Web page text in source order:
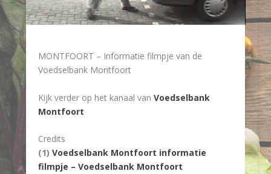
MONTFOORT – Informatie filmpje van de
Voedselbank Montfoort
Kijk verder op het kanaal van Voedselbank
Montfoort
Credits
(1) Voedselbank Montfoort informatie
filmpje – Voedselbank Montfoort